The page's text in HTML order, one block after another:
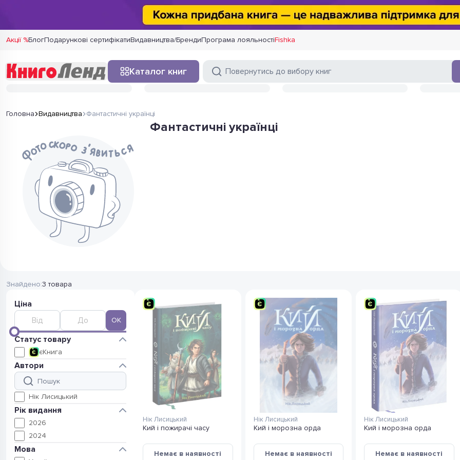
Акції %БлогПодарункові сертифікатиВидавництва/БрендиПрограма лояльностіFishka
Каталог книг
Головна Видавництва Фантастичні українці
Фантастичні українці
Знайдено:3 товара
Ціна
OK
Статус товару
єКнига
Автори
Нік Лисицький
Рік видання
2026
2024
Мова
Нік Лисицький
Кий і пожирачі часу
Немає в наявності
Нік Лисицький
Кий і морозна орда
Немає в наявності
Нік Лисицький
Кий і морозна орда
Немає в наявності